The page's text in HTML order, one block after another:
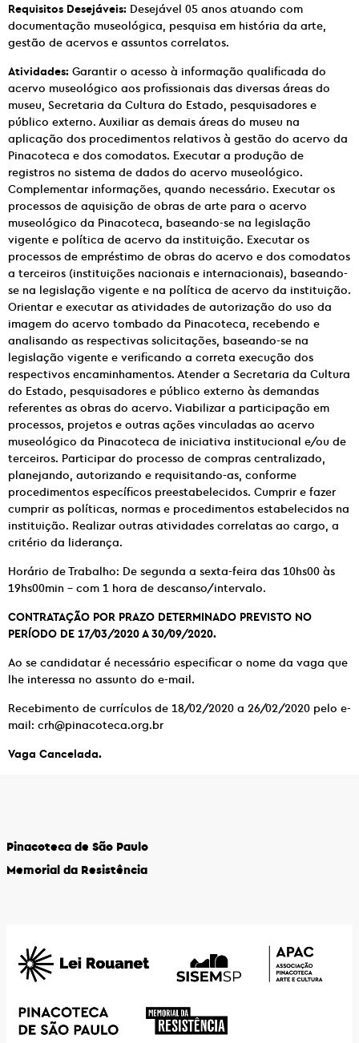
Requisitos Desejáveis: Desejável 05 anos atuando com
documentação museológica, pesquisa em história da arte,
gestão de acervos e assuntos correlatos.
Atividades: Garantir o acesso à informação qualificada do
acervo museológico aos profissionais das diversas áreas do
museu, Secretaria da Cultura do Estado, pesquisadores e
público externo. Auxiliar as demais áreas do museu na
aplicação dos procedimentos relativos à gestão do acervo da
Pinacoteca e dos comodatos. Executar a produção de
registros no sistema de dados do acervo museológico.
Complementar informações, quando necessário. Executar os
processos de aquisição de obras de arte para o acervo
museológico da Pinacoteca, baseando-se na legislação
vigente e política de acervo da instituição. Executar os
processos de empréstimo de obras do acervo e dos comodatos
a terceiros (instituições nacionais e internacionais), baseando-
se na legislação vigente e na política de acervo da instituição.
Orientar e executar as atividades de autorização do uso da
imagem do acervo tombado da Pinacoteca, recebendo e
analisando as respectivas solicitações, baseando-se na
legislação vigente e verificando a correta execução dos
respectivos encaminhamentos. Atender a Secretaria da Cultura
do Estado, pesquisadores e público externo às demandas
referentes as obras do acervo. Viabilizar a participação em
processos, projetos e outras ações vinculadas ao acervo
museológico da Pinacoteca de iniciativa institucional e/ou de
terceiros. Participar do processo de compras centralizado,
planejando, autorizando e requisitando-as, conforme
procedimentos específicos preestabelecidos. Cumprir e fazer
cumprir as políticas, normas e procedimentos estabelecidos na
instituição. Realizar outras atividades correlatas ao cargo, a
critério da liderança.
Horário de Trabalho: De segunda a sexta-feira das 10hs00 às
19hs00min – com 1 hora de descanso/intervalo.
CONTRATAÇÃO POR PRAZO DETERMINADO PREVISTO NO
PERÍODO DE 17/03/2020 A 30/09/2020.
Ao se candidatar é necessário especificar o nome da vaga que
lhe interessa no assunto do e-mail.
Recebimento de currículos de 18/02/2020 a 26/02/2020 pelo e-
mail: crh@pinacoteca.org.br
Vaga Cancelada.
Pinacoteca de São Paulo
Memorial da Resistência